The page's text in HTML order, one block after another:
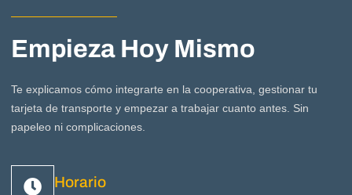
Empieza Hoy Mismo
Te explicamos cómo integrarte en la cooperativa, gestionar tu
tarjeta de transporte y empezar a trabajar cuanto antes. Sin
papeleo ni complicaciones.
Horario